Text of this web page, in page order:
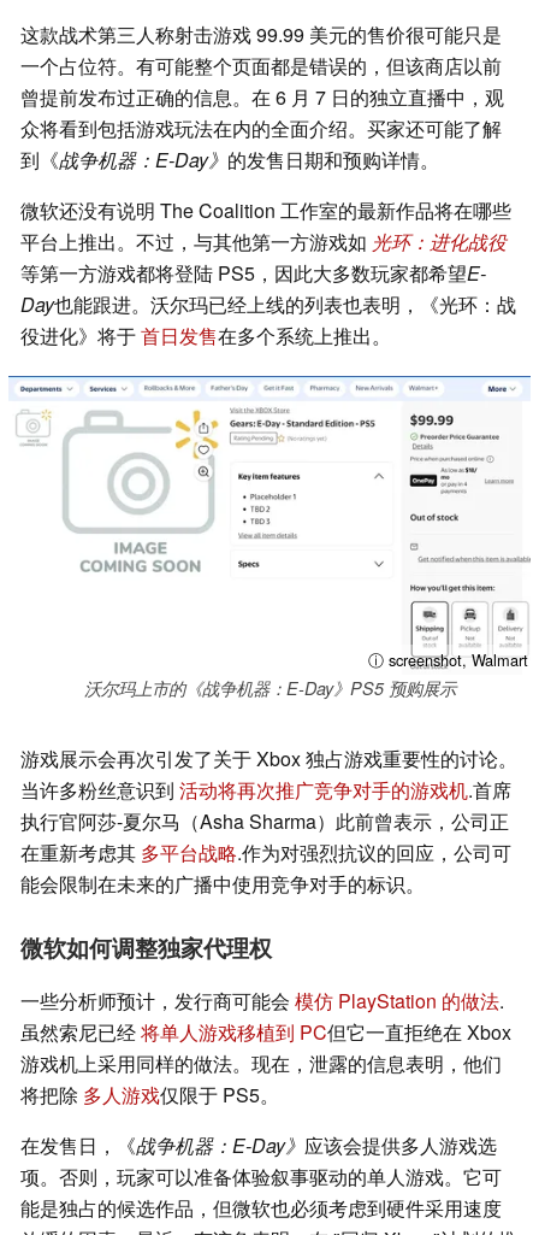
这款战术第三人称射击游戏 99.99 美元的售价很可能只是
一个占位符。有可能整个页面都是错误的，但该商店以前
曾提前发布过正确的信息。在 6 月 7 日的独立直播中，观
众将看到包括游戏玩法在内的全面介绍。买家还可能了解
到《战争机器：E-Day》 的发售日期和预购详情。
微软还没有说明 The Coalition 工作室的最新作品将在哪些
平台上推出。不过，与其他第一方游戏如 光环：进化战役
等第一方游戏都将登陆 PS5，因此大多数玩家都希望E-
Day也能跟进。沃尔玛已经上线的列表也表明，《光环：战
役进化》将于首日发售在多个系统上推出。
ⓘ screenshot, Walmart
沃尔玛上市的《战争机器：E-Day》PS5 预购展示
游戏展示会再次引发了关于 Xbox 独占游戏重要性的讨论。
当许多粉丝意识到 活动将再次推广竞争对手的游戏机.首席
执行官阿莎-夏尔马（Asha Sharma）此前曾表示，公司正
在重新考虑其 多平台战略.作为对强烈抗议的回应，公司可
能会限制在未来的广播中使用竞争对手的标识。
微软如何调整独家代理权
一些分析师预计，发行商可能会 模仿 PlayStation 的做法.
虽然索尼已经将单人游戏移植到 PC但它一直拒绝在 Xbox
游戏机上采用同样的做法。现在，泄露的信息表明，他们
将把除 多人游戏仅限于 PS5。
在发售日，《战争机器：E-Day》 应该会提供多人游戏选
项。否则，玩家可以准备体验叙事驱动的单人游戏。它可
能是独占的候选作品，但微软也必须考虑到硬件采用速度